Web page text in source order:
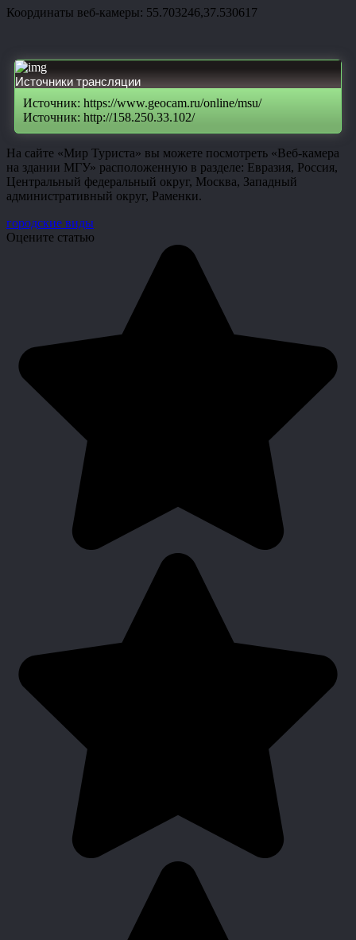
Координаты веб-камеры: 55.703246,37.530617
Источники трансляции
Источник: https://www.geocam.ru/online/msu/
Источник: http://158.250.33.102/
На сайте «Мир Туриста» вы можете посмотреть «Веб-камера
на здании МГУ» расположенную в разделе: Евразия, Россия,
Центральный федеральный округ, Москва, Западный
административный округ, Раменки.
городские виды
Оцените статью